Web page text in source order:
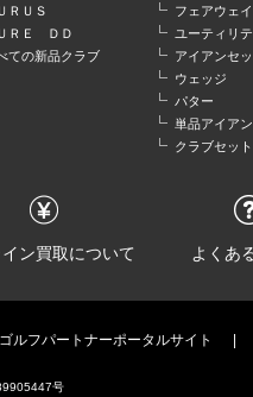
ＲＵＳ
ＲＥ ＤＤ
ての新品クラブ
フェアウェ
ユーティリ
アイアンセ
ウェッジ
パター
単品アイアン
クラブセット
ン買取について よくあ
ゴルフパートナーポータルサイト
号